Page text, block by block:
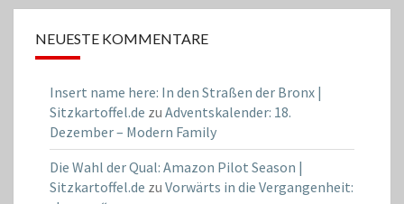
NEUESTE KOMMENTARE
Insert name here: In den Straßen der Bronx |
Sitzkartoffel.de zu Adventskalender: 18.
Dezember – Modern Family
Die Wahl der Qual: Amazon Pilot Season |
Sitzkartoffel.de zu Vorwärts in die Vergangenheit: